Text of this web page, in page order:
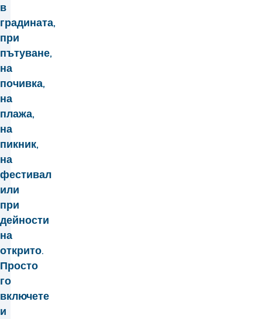
в
градината,
при
пътуване,
на
почивка,
на
плажа,
на
пикник,
на
фестивал
или
при
дейности
на
открито.
Просто
го
включете
и